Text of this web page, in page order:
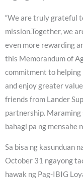
“We are truly grateful
mission.Together, we
even more rewarding
this Memorandum of
commitment to helping
and enjoy greater
friends from Lander
partnership. Maraming
bahagi pa ng mensahe
Sa bisa ng kasunduan
October 31 ngayong
hawak ng Pag-IBIG